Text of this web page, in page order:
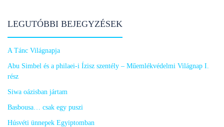
LEGUTÓBBI BEJEGYZÉSEK
A Tánc Világnapja
Abu Simbel és a philaei-i Ízisz szentély – Műemlékvédelmi Világnap I.
rész
Siwa oázisban jártam
Basbousa… csak egy puszi
Húsvéti ünnepek Egyiptomban